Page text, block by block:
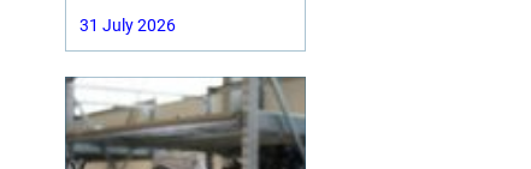
med det samme.
Skærmen splintrer, lyden
står af midt på dagen.
For mange i Aalborg er
mobilen helt central i
31 July 2026